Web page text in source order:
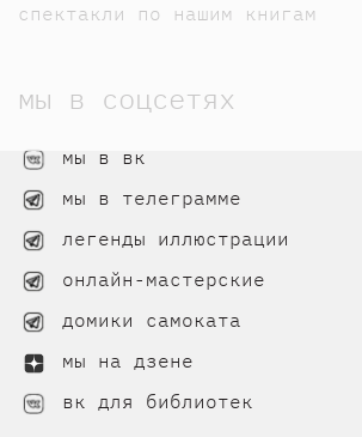
спектакли по нашим книгам
мы в соцсетях
мы в вк
мы в телеграмме
легенды иллюстрации
онлайн-мастерские
домики самоката
мы на дзене
вк для библиотек